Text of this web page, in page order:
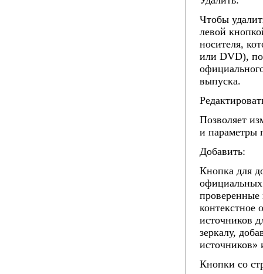
Чтобы
левой
носителя,
или DVD),
выпуска.
Позволяет
и параметры
Добавить:
Кнопка для
официальных
контекстное
источников
зеркалу,
Кнопки со